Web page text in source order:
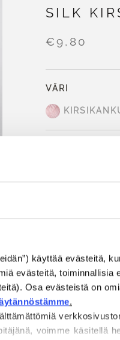
käyttää evästeitä,
evästeitä, toiminnallisia
Osa evästeistä on
.
voimme käsitellä
SILK
€9,80
VÄRI
LISÄÄ
Klo 13.00
Cherry Blossom
on neutraalit
luonne.
Hue: Neutraali